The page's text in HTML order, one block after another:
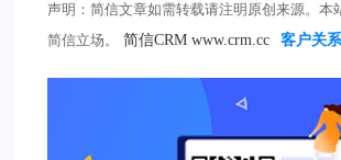
声明：简信文章如需转载请注明原创来源。
简信立场。
简信CRM www.crm.cc 客户关